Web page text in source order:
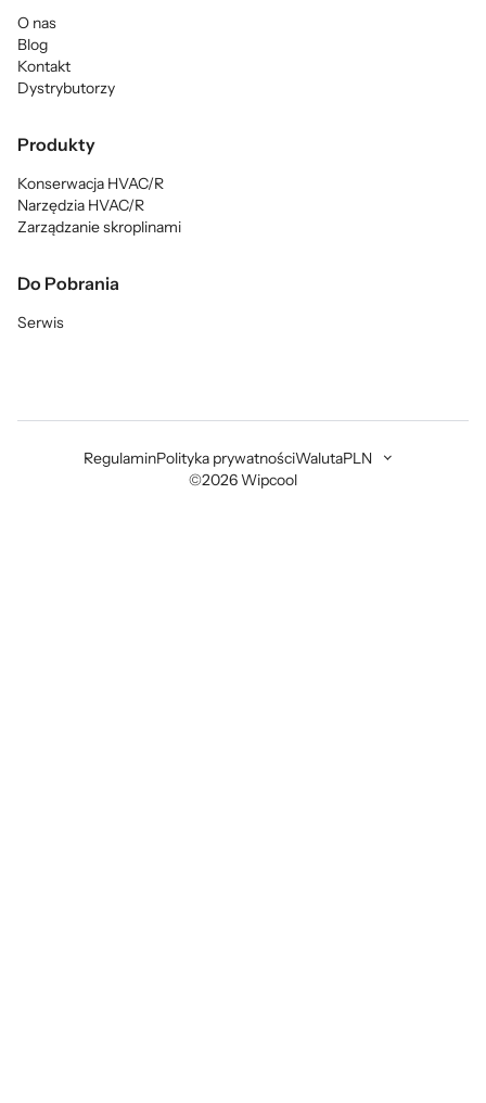
O nas
Blog
Kontakt
Dystrybutorzy
Produkty
Konserwacja HVAC/R
Narzędzia HVAC/R
Zarządzanie skroplinami
Do Pobrania
Serwis
©2026 Wipcool
RegulaminPolityka prywatnościWalutaPLN